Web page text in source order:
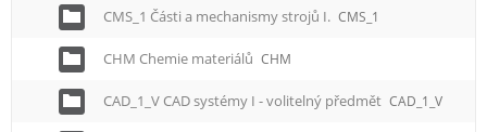
CMS_1 Části a mechanismy strojů I. CMS_1
CHM Chemie materiálů CHM
CAD_1_V CAD systémy I - volitelný předmět CAD_1_V